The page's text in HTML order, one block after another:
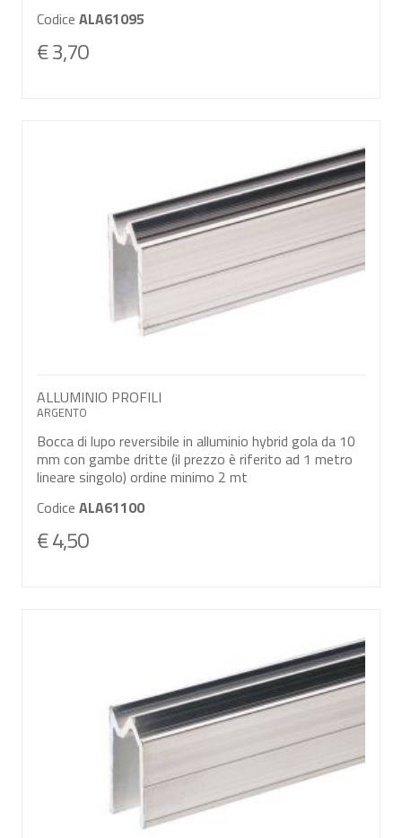
Codice ALA61095
€ 3,70
ALLUMINIO PROFILI
ARGENTO
Bocca di lupo reversibile in alluminio hybrid gola da 10
mm con gambe dritte (il prezzo è riferito ad 1 metro
lineare singolo) ordine minimo 2 mt
Codice ALA61100
€ 4,50